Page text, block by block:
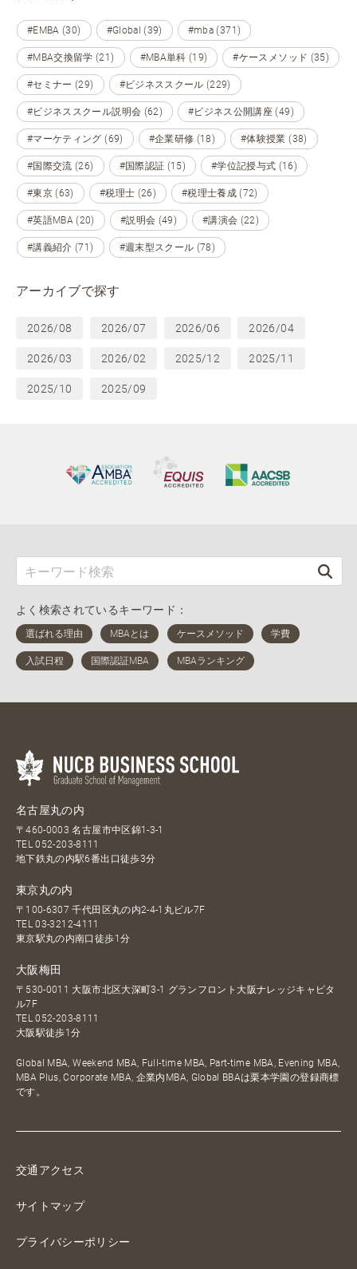
#EMBA (30) #Global (39) #mba (371)
#MBA交換留学 (21) #MBA単科 (19) #ケースメソッド (35)
#セミナー (29) #ビジネススクール (229)
#ビジネススクール説明会 (62) #ビジネス公開講座 (49)
#マーケティング (69) #企業研修 (18) #体験授業 (38)
#国際交流 (26) #国際認証 (15) #学位記授与式 (16)
#東京 (63) #税理士 (26) #税理士養成 (72)
#英語MBA (20) #説明会 (49) #講演会 (22)
#講義紹介 (71) #週末型スクール (78)
アーカイブで探す
2026/08 2026/07 2026/06 2026/04
2026/03 2026/02 2025/12 2025/11
2025/10 2025/09
よく検索されているキーワード：
名古屋丸の内
〒460-0003 名古屋市中区錦1-3-1
TEL052-203-8111
地下鉄丸の内駅6番出口徒歩3分
東京丸の内
〒100-6307 千代田区丸の内2-4-1丸ビル7F
TEL03-3212-4111
東京駅丸の内南口徒歩1分
大阪梅田
〒530-0011 大阪市北区大深町3-1 グランフロント大阪ナレッジキャピタ
ル7F
TEL052-203-8111
大阪駅徒歩1分
Global MBA, Weekend MBA, Full-time MBA, Part-time MBA, Evening MBA,
MBA Plus, Corporate MBA, 企業内MBA, Global BBAは栗本学園の登録商標
です。
交通アクセス
サイトマップ
プライバシーポリシー